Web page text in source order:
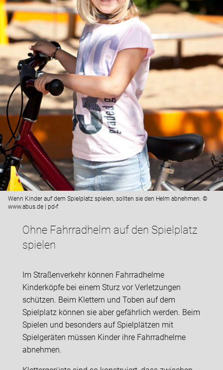
Wenn Kinder auf dem Spielplatz spielen, sollten sie den Helm abnehmen. ©
www.abus.de | pd-f
Ohne Fahrradhelm auf den Spielplatz
spielen
Im Straßenverkehr können Fahrradhelme
Kinderköpfe bei einem Sturz vor Verletzungen
schützen. Beim Klettern und Toben auf dem
Spielplatz können sie aber gefährlich werden. Beim
Spielen und besonders auf Spielplätzen mit
Spielgeräten müssen Kinder ihre Fahrradhelme
abnehmen.